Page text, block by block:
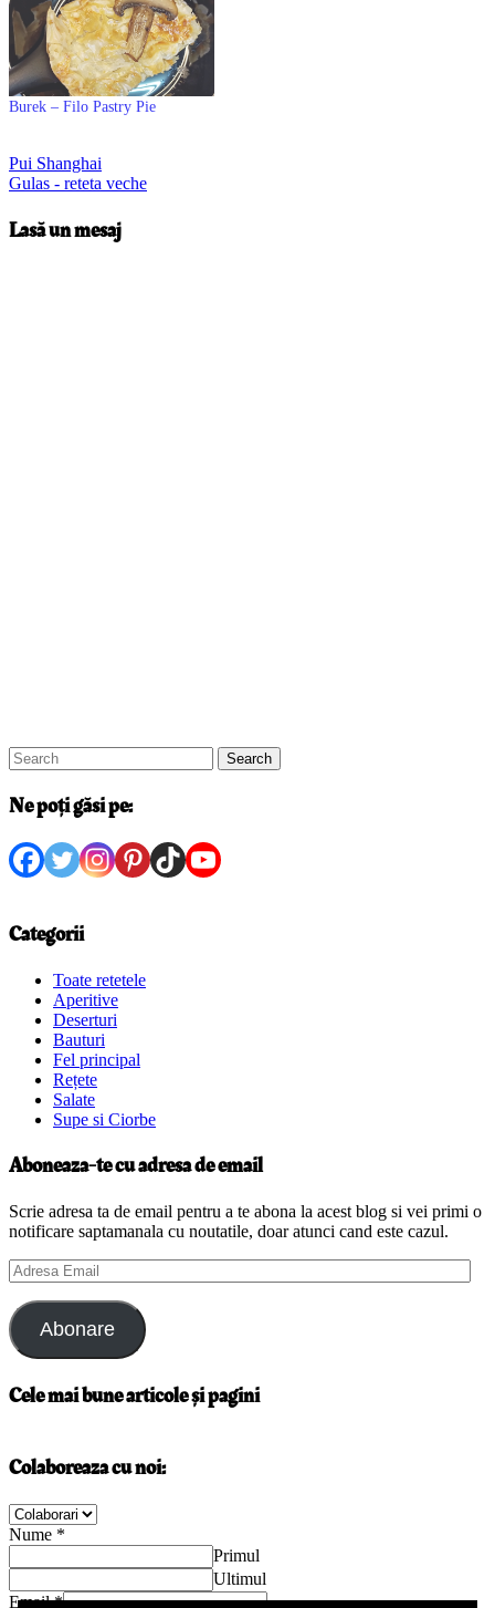
Burek – Filo Pastry Pie
Navigare
în
Pui Shanghai
Gulas - reteta veche
Lasă un mesaj
Search
Ne poți găsi pe:
Categorii
Toate retetele
Aperitive
Deserturi
Bauturi
Fel principal
Rețete
Salate
Supe si Ciorbe
Aboneaza-te cu adresa de email
Scrie adresa ta de email pentru a te abona la acest blog si vei primi o
notificare saptamanala cu noutatile, doar atunci cand este cazul.
Adresa
Email
Abonare
Cele mai bune articole și pagini
Colaboreaza cu noi:
Nume *
Primul
Ultimul
Email*